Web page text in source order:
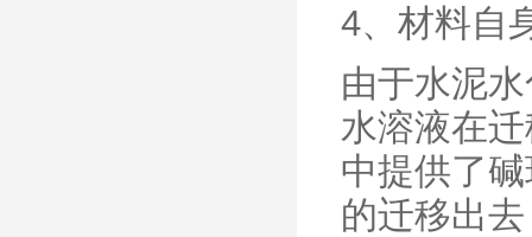
4、材料自
由于水泥
水溶液在
中提供了
的迁移出